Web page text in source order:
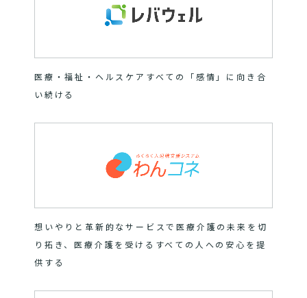
医療・福祉・ヘルスケアすべての「感情」に向き合
い続ける
想いやりと革新的なサービスで医療介護の未来を切
り拓き、医療介護を受けるすべての人への安心を提
供する